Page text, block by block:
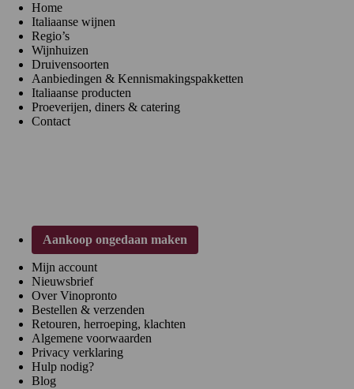
Home
Italiaanse wijnen
Regio’s
Wijnhuizen
Druivensoorten
Aanbiedingen & Kennismakingspakketten
Italiaanse producten
Proeverijen, diners & catering
Contact
Aankoop ongedaan maken
Mijn account
Nieuwsbrief
Over Vinopronto
Bestellen & verzenden
Retouren, herroeping, klachten
Algemene voorwaarden
Privacy verklaring
Hulp nodig?
Blog